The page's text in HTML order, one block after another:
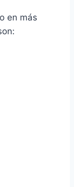
en más